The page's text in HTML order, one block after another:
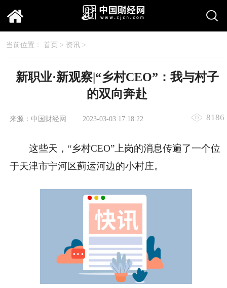
当前位置： 首页 > 资讯>
新职业·新观察|“乡村CEO”：我与村子
的双向奔赴
来源：中国财经网 2023-03-03 17:18:22 8186
这些天，“乡村CEO”上岗的消息传遍了一个位
于天津市宁河区蓟运河边的小村庄。